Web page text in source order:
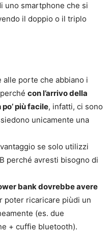
uno smartphone che si
il doppio o il triplo
alle porte che abbiano i
con l’arrivo della
più facile, infatti, ci sono
unicamente una
se solo utilizzi
perché avresti bisogno di
bank dovrebbe avere
poter ricaricare piùdi un
(es. due
+ cuffie bluetooth).